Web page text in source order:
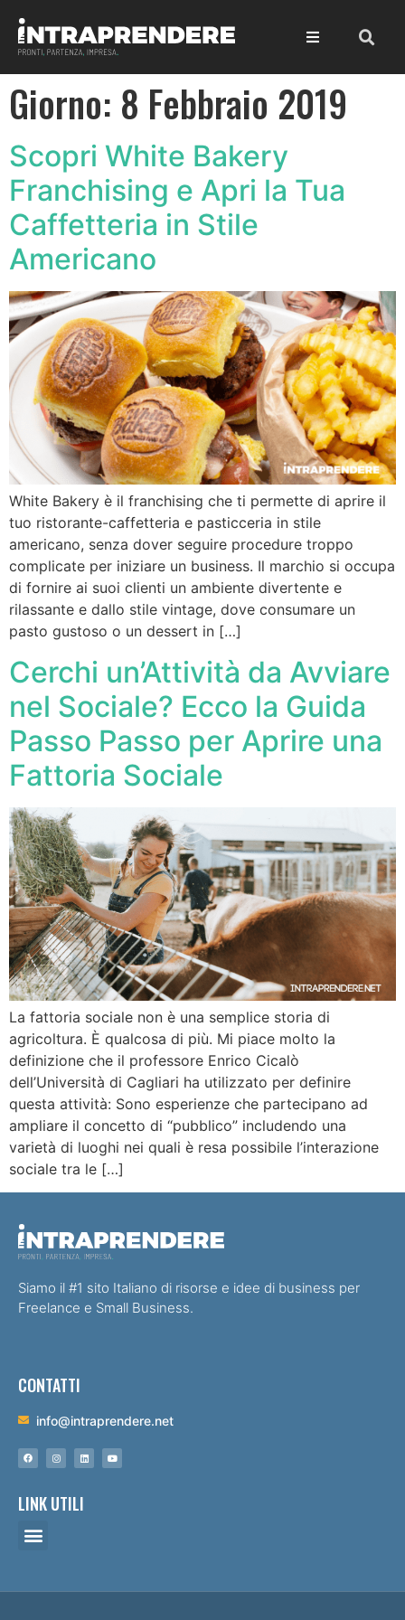
Giorno: 8 Febbraio 2019
Scopri White Bakery
Franchising e Apri la Tua
Caffetteria in Stile
Americano
White Bakery è il franchising che ti permette di aprire il
tuo ristorante-caffetteria e pasticceria in stile
americano, senza dover seguire procedure troppo
complicate per iniziare un business. Il marchio si occupa
di fornire ai suoi clienti un ambiente divertente e
rilassante e dallo stile vintage, dove consumare un
pasto gustoso o un dessert in […]
Cerchi un’Attività da Avviare
nel Sociale? Ecco la Guida
Passo Passo per Aprire una
Fattoria Sociale
La fattoria sociale non è una semplice storia di
agricoltura. È qualcosa di più. Mi piace molto la
definizione che il professore Enrico Cicalò
dell’Università di Cagliari ha utilizzato per definire
questa attività: Sono esperienze che partecipano ad
ampliare il concetto di “pubblico” includendo una
varietà di luoghi nei quali è resa possibile l’interazione
sociale tra le […]
Siamo il #1 sito Italiano di risorse e idee di business per
Freelance e Small Business.
CONTATTI
info@intraprendere.net
LINK UTILI